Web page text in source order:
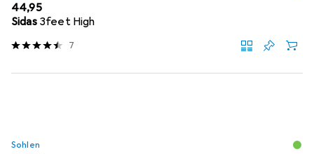
EUR
44,95
Sidas 3feet High
7
Sohlen